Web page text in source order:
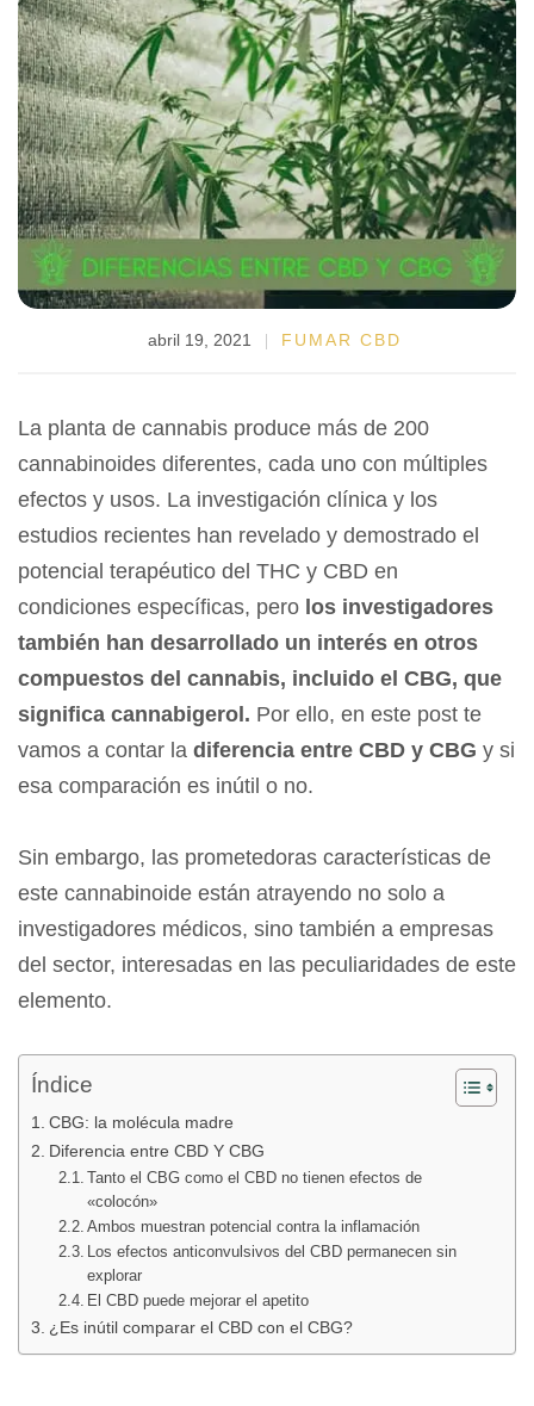
abril 19, 2021 FUMAR CBD
La planta de cannabis produce más de 200
cannabinoides diferentes, cada uno con múltiples
efectos y usos. La investigación clínica y los
estudios recientes han revelado y demostrado el
potencial terapéutico del THC y CBD en
condiciones específicas, pero los investigadores
también han desarrollado un interés en otros
compuestos del cannabis, incluido el CBG, que
significa cannabigerol. Por ello, en este post te
vamos a contar la diferencia entre CBD y CBG y si
esa comparación es inútil o no.
Sin embargo, las prometedoras características de
este cannabinoide están atrayendo no solo a
investigadores médicos, sino también a empresas
del sector, interesadas en las peculiaridades de este
elemento.
Índice
CBG: la molécula madre
Diferencia entre CBD Y CBG
Tanto el CBG como el CBD no tienen efectos de
«colocón»
Ambos muestran potencial contra la inflamación
Los efectos anticonvulsivos del CBD permanecen sin
explorar
El CBD puede mejorar el apetito
¿Es inútil comparar el CBD con el CBG?